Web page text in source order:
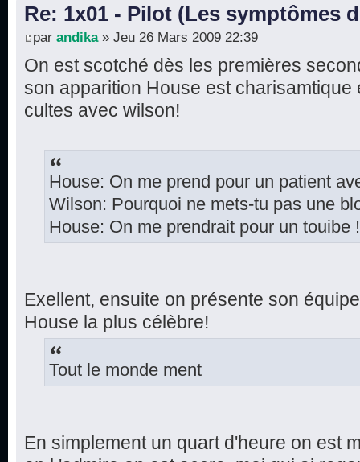
Re: 1x01 - Pilot (Les symptômes
par andika» Jeu 26 Mars 2009 22:39
On est scotché dès les premières
son apparition House est
cultes avec wilson!
House: On me prend pour un patient
Wilson: Pourquoi ne mets-tu pas une
House: On me prendrait pour un touibe !
Exellent, ensuite on présente son
House la plus célèbre!
Tout le monde ment
En simplement un quart d'heure on est